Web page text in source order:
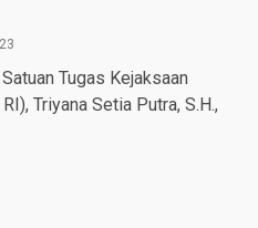
Tugas Kejaksaan
Triyana Setia Putra, S.H.,